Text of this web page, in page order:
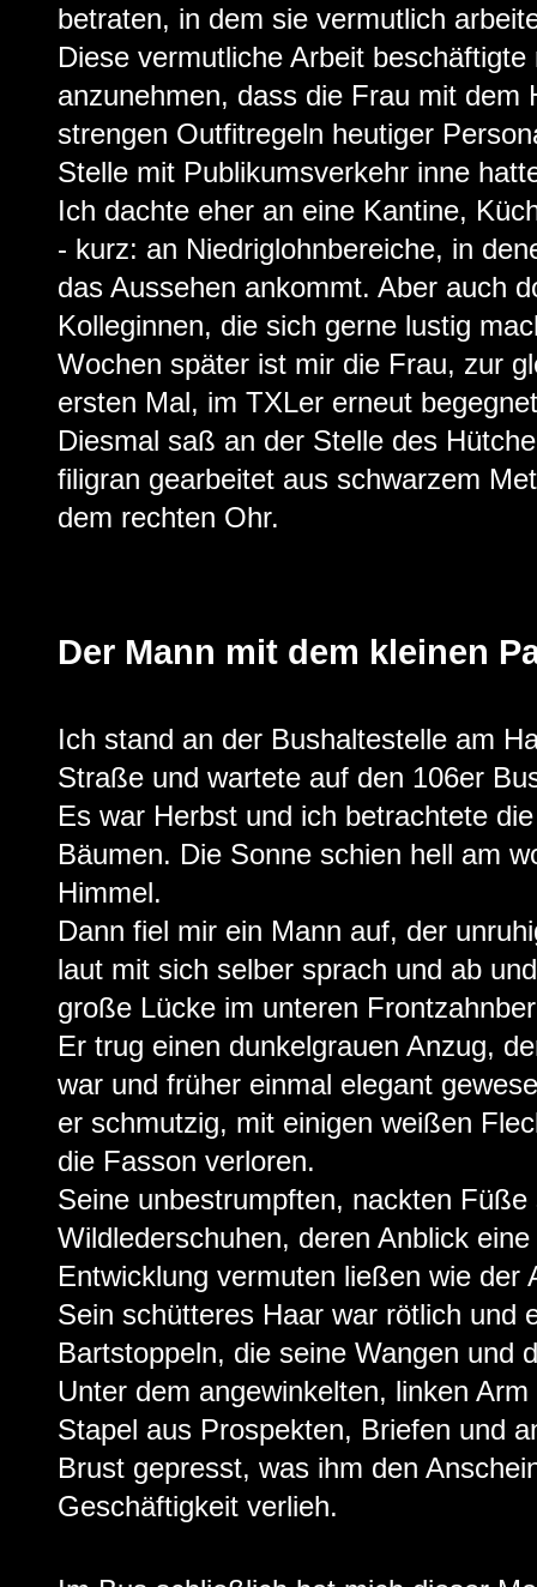
betraten, in dem sie vermutlich
Diese vermutliche Arbeit
anzunehmen, dass die Frau mit dem
strengen Outfitregeln heutiger
Stelle mit Publikumsverkehr inne
Ich dachte eher an eine Kantine,
- kurz: an Niedriglohnbereiche, in
das Aussehen ankommt. Aber auch
Kolleginnen, die sich gerne lustig
Wochen später ist mir die Frau, zur
ersten Mal, im TXLer erneut
Diesmal saß an der Stelle des
filigran gearbeitet aus schwarzem
dem rechten Ohr.
Der Mann mit dem kleinen
Ich stand an der Bushaltestelle am
Straße und wartete auf den 106er
Es war Herbst und ich betrachtete
Bäumen. Die Sonne schien hell am
Himmel.
Dann fiel mir ein Mann auf, der
laut mit sich selber sprach und ab
große Lücke im unteren
Er trug einen dunkelgrauen Anzug,
war und früher einmal elegant
er schmutzig, mit einigen weißen
die Fasson verloren.
Seine unbestrumpften, nackten
Wildlederschuhen, deren Anblick
Entwicklung vermuten ließen wie der
Sein schütteres Haar war rötlich und
Bartstoppeln, die seine Wangen und
Unter dem angewinkelten, linken
Stapel aus Prospekten, Briefen und
Brust gepresst, was ihm den
Geschäftigkeit verlieh.